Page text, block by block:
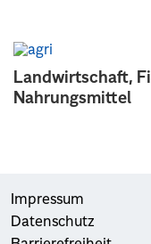
Landwirtschaft,
Nahrungsmittel
Impressum
Datenschutz